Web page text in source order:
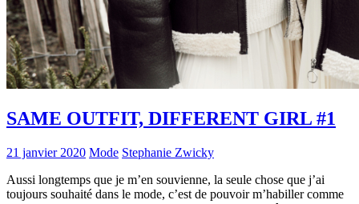
SAME OUTFIT, DIFFERENT GIRL #1
21 janvier 2020 Mode Stephanie Zwicky
Aussi longtemps que je m’en souvienne, la seule chose que j’ai
toujours souhaité dans le mode, c’est de pouvoir m’habiller comme